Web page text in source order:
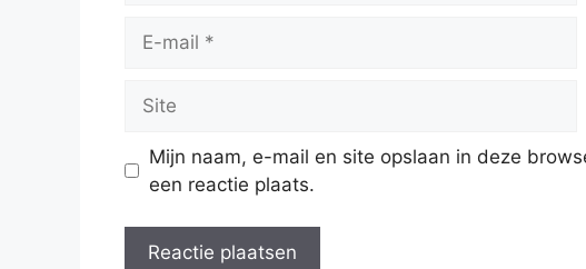
mail
Mijn naam, e-mail en site opslaan in deze
een reactie plaats.